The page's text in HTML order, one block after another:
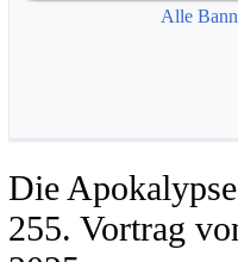
Alle
Die
255. Vortrag